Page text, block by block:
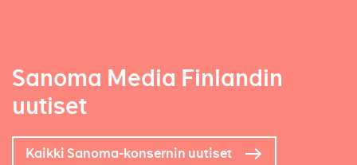
Sanoma Media Finlandin
uutiset
Kaikki Sanoma-konsernin uutiset